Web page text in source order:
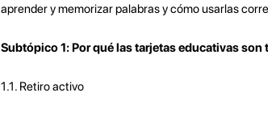
aprender y memorizar palabras y cómo usarlas
Subtópico 1: Por qué las tarjetas educativas
1.1. Retiro activo